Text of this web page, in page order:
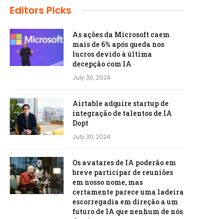
Editors Picks
As ações da Microsoft caem
mais de 6% após queda nos
lucros devido à última
decepção com IA
July 30, 2024
Airtable adquire startup de
integração de talentos de IA
Dopt
July 30, 2024
Os avatares de IA poderão em
breve participar de reuniões
em nosso nome, mas
certamente parece uma ladeira
escorregadia em direção a um
futuro de IA que nenhum de nós